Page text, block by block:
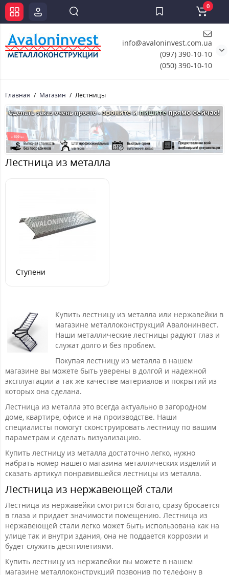
info@avaloninvest.com.ua
(097) 390-10-10
(050) 390-10-10
0
Главная Магазин Лестницы
Лестница из металла
Ступени
Купить лестницу из металла или нержавейки в
магазине металлоконструкций Авалонинвест.
Наши металлические лестницы радуют глаз и
служат долго и без проблем.
Покупая лестницу из металла в нашем
магазине вы можете быть уверены в долгой и надежной
эксплуатации а так же качестве материалов и покрытий из
которых она сделана.
Лестница из металла это всегда актуально в загородном
доме, квартире, офисе и на производстве. Наши
специалисты помогут сконструировать лестницу по вашим
параметрам и сделать визуализацию.
Купить лестницу из металла достаточно легко, нужно
набрать номер нашего магазина металлических изделий и
сказать артикул понравившейся лестницы из металла.
Лестница из нержавеющей стали
Лестница из нержавейки смотрится богато, сразу бросается
в глаза и придает значимости помещению. Лестница из
нержавеющей стали легко может быть использована как на
улице так и внутри здания, она не поддается коррозии и
будет служить десятилетиями.
Купить лестницу из нержавейки вы можете в нашем
магазине металлоконструкций позвонив по телефону в